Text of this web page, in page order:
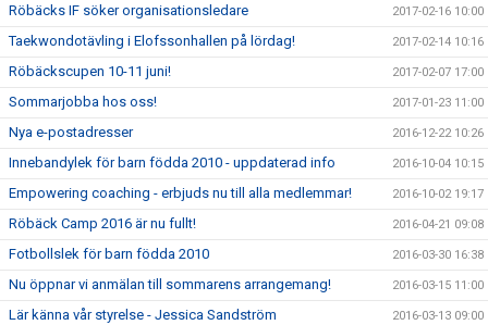
Röbäcks IF söker organisationsledare 2017-02-16 10:00
Taekwondotävling i Elofssonhallen på lördag! 2017-02-14 10:16
Röbäckscupen 10-11 juni! 2017-02-07 17:00
Sommarjobba hos oss! 2017-01-23 11:00
Nya e-postadresser 2016-12-22 10:26
Innebandylek för barn födda 2010 - uppdaterad info 2016-10-04 10:15
Empowering coaching - erbjuds nu till alla medlemmar! 2016-10-02 19:17
Röbäck Camp 2016 är nu fullt! 2016-04-21 09:08
Fotbollslek för barn födda 2010 2016-03-30 16:38
Nu öppnar vi anmälan till sommarens arrangemang! 2016-03-15 11:00
Lär känna vår styrelse - Jessica Sandström 2016-03-13 09:00